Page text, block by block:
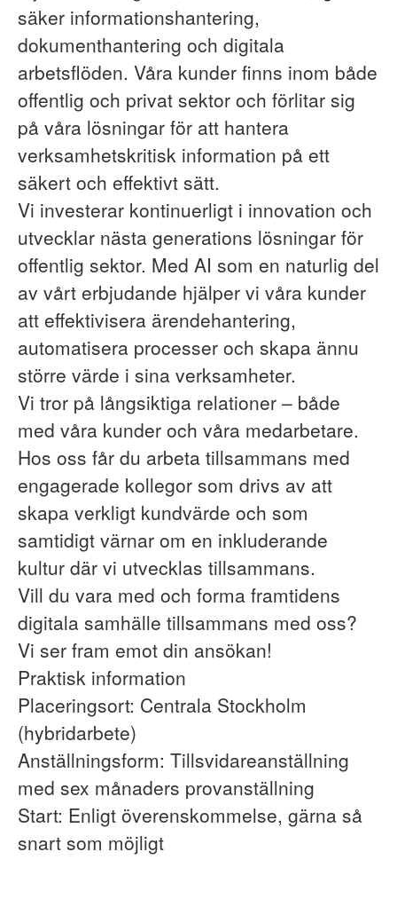
säker informationshantering,
dokumenthantering och digitala
arbetsflöden. Våra kunder finns inom både
offentlig och privat sektor och förlitar sig
på våra lösningar för att hantera
verksamhetskritisk information på ett
säkert och effektivt sätt.
Vi investerar kontinuerligt i innovation och
utvecklar nästa generations lösningar för
offentlig sektor. Med AI som en naturlig del
av vårt erbjudande hjälper vi våra kunder
att effektivisera ärendehantering,
automatisera processer och skapa ännu
större värde i sina verksamheter.
Vi tror på långsiktiga relationer – både
med våra kunder och våra medarbetare.
Hos oss får du arbeta tillsammans med
engagerade kollegor som drivs av att
skapa verkligt kundvärde och som
samtidigt värnar om en inkluderande
kultur där vi utvecklas tillsammans.
Vill du vara med och forma framtidens
digitala samhälle tillsammans med oss?
Vi ser fram emot din ansökan!
Praktisk information
Placeringsort: Centrala Stockholm
(hybridarbete)
Anställningsform: Tillsvidareanställning
med sex månaders provanställning
Start: Enligt överenskommelse, gärna så
snart som möjligt